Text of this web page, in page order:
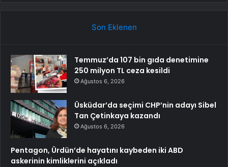
Son Eklenen
Temmuz’da 107 bin gıda denetimine
250 milyon TL ceza kesildi
Ağustos 6, 2026
Üsküdar’da seçimi CHP’nin adayı Sibel
Tan Çetinkaya kazandı
Ağustos 6, 2026
Pentagon, Ürdün’de hayatını kaybeden iki ABD
askerinin kimliklerini açıkladı